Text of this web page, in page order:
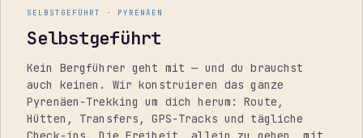
SELBSTGEFÜHRT · PYRENÄEN
Selbstgeführt
Kein Bergführer geht mit — und du brauchst
auch keinen. Wir konstruieren das ganze
Pyrenäen-Trekking um dich herum: Route,
Hütten, Transfers, GPS-Tracks und tägliche